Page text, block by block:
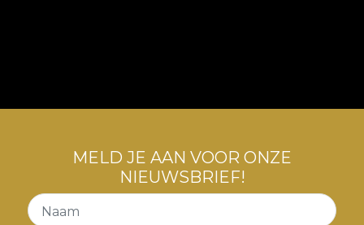
MELD JE AAN VOOR ONZE
NIEUWSBRIEF!
Naam